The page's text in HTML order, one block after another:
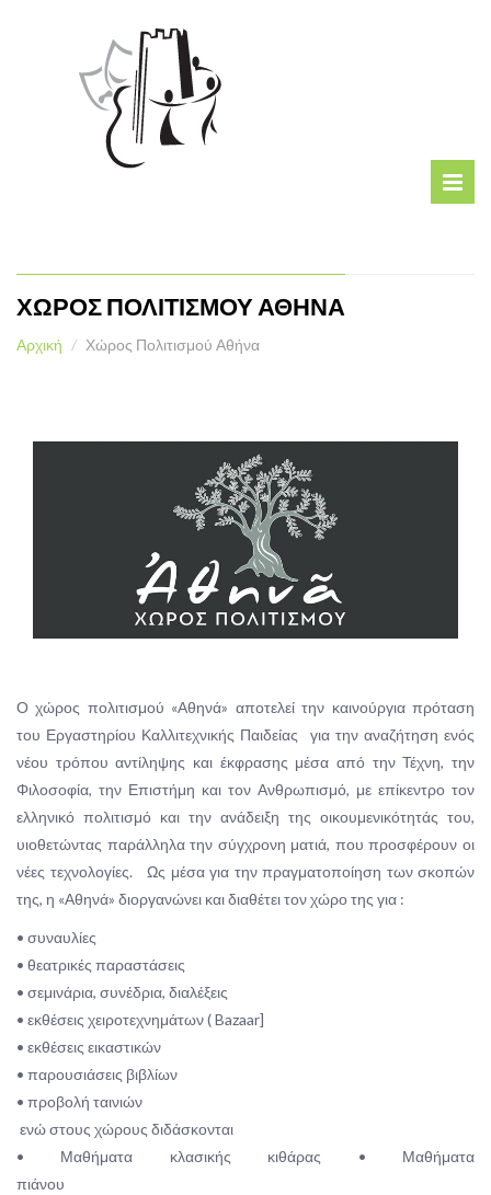
ΧΩΡΟΣ ΠΟΛΙΤΙΣΜΟΥ ΑΘΗΝΑ
Αρχική Χώρος Πολιτισμού Αθήνα
Ο χώρος πολιτισμού «Αθηνά» αποτελεί την καινούργια πρόταση
του Εργαστηρίου Καλλιτεχνικής Παιδείας για την αναζήτηση ενός
νέου τρόπου αντίληψης και έκφρασης μέσα από την Τέχνη, την
Φιλοσοφία, την Επιστήμη και τον Ανθρωπισμό, με επίκεντρο τον
ελληνικό πολιτισμό και την ανάδειξη της οικουμενικότητάς του,
υιοθετώντας παράλληλα την σύγχρονη ματιά, που προσφέρουν οι
νέες τεχνολογίες. Ως μέσα για την πραγματοποίηση των σκοπών
της, η «Αθηνά» διοργανώνει και διαθέτει τον χώρο της για :
• συναυλίες
• θεατρικές παραστάσεις
• σεμινάρια, συνέδρια, διαλέξεις
• εκθέσεις χειροτεχνημάτων ( Bazaar]
• εκθέσεις εικαστικών
• παρουσιάσεις βιβλίων
• προβολή ταινιών
ενώ στους χώρους διδάσκονται
• Μαθήματα κλασικής κιθάρας • Μαθήματα